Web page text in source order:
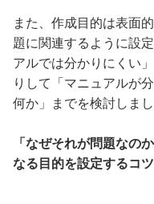
また、作成目的は表面
題に関連するように設
アルでは分かりにくい
りして「マニュアルが
何か」までを検討しまし
「なぜそれが問題なの
なる目的を設定するコツ